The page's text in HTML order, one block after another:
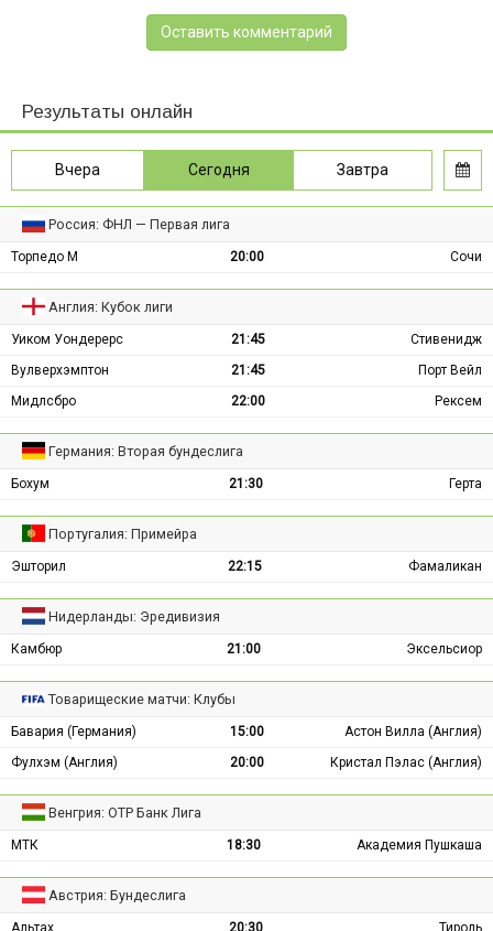
Оставить комментарий
Результаты онлайн
Вчера Сегодня Завтра
Россия: ФНЛ — Первая лига
Торпедо М 20:00 Сочи
Англия: Кубок лиги
Уиком Уондерерс 21:45
Стивенидж
Вулверхэмптон
21:45
Порт Вейл
Мидлсбро
22:00 Рексем
Германия: Вторая бундеслига
Бохум 21:30 Герта
Португалия: Примейра
Эшторил 22:15 Фамаликан
Нидерланды: Эредивизия
Камбюр 21:00 Эксельсиор
Товарищеские матчи: Клубы
Бавария (Германия) 15:00
Астон Вилла (Англия)
Фулхэм (Англия)
20:00 Кристал Пэлас (Англия)
Венгрия: ОТР Банк Лига
МТК 18:30 Академия Пушкаша
Австрия: Бундеслига